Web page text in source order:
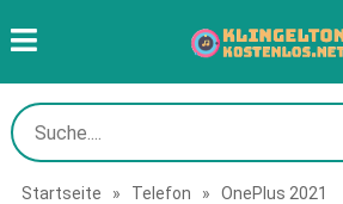
Startseite » Telefon » OnePlus 2021